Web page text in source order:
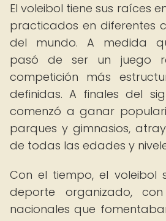
El voleibol tiene sus raíces
practicados en diferentes
del mundo. A medida
pasó de ser un juego
competición más
definidas. A finales del
comenzó a ganar
parques y gimnasios,
de todas las edades y
Con el tiempo, el voleibol
deporte organizado,
nacionales que